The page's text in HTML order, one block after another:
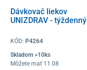
Dávkovač liekov
UNIZDRAV - týždenný
KÓD: P4264
Skladom >10ks
Môžete mať 11.08